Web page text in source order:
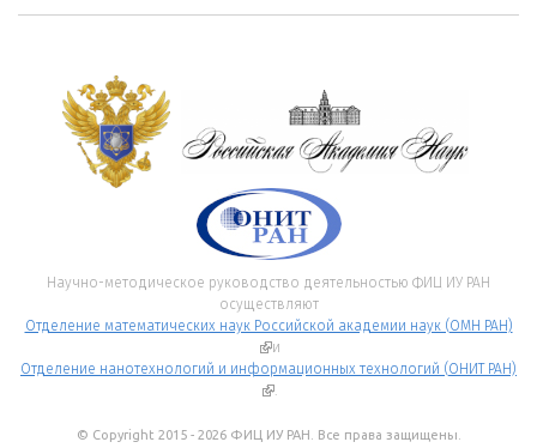
Научно-методическое руководство деятельностью ФИЦ ИУ РАН
осуществляют
Отделение математических наук Российской академии наук (ОМН РАН)
(внешняя ссылка)
и
Отделение нанотехнологий и информационных технологий (ОНИТ РАН)
(внешняя ссылка)
.
© Copyright 2015 - 2026 ФИЦ ИУ РАН. Все права защищены.